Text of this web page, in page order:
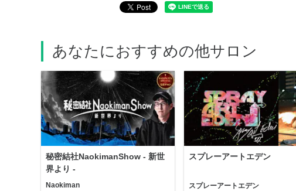
あなたにおすすめの他サロン
秘密結社NaokimanShow - 新世
界より -
Naokiman
スプレーアートエデン
スプレーアートエデン